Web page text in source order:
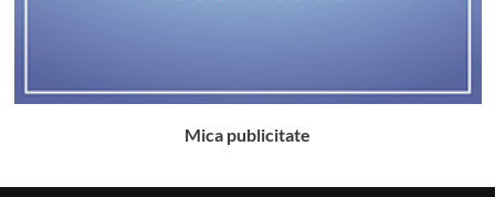
Mica publicitate